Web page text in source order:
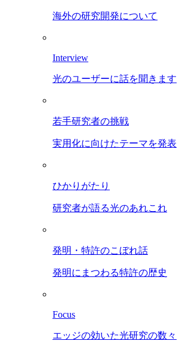
海外の研究開発について
Interview
光のユーザーに話を聞きます
若手研究者の挑戦
実用化に向けたテーマを発表
ひかりがたり
研究者が語る光のあれこれ
発明・特許のこぼれ話
発明にまつわる特許の歴史
Focus
エッジの効いた光研究の数々